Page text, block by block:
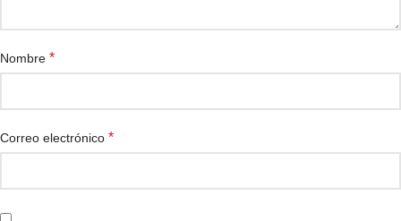
Nombre *
Correo electrónico *